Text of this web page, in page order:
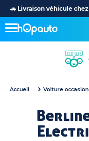
🚗 Livraison véhicule
Accueil Voiture occasion